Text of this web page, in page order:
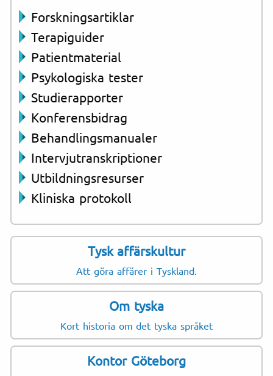
Forskningsartiklar
Terapiguider
Patientmaterial
Psykologiska tester
Studierapporter
Konferensbidrag
Behandlingsmanualer
Intervjutranskriptioner
Utbildningsresurser
Kliniska protokoll
Tysk affärskultur
Att göra affärer i Tyskland.
Om tyska
Kort historia om det tyska språket
Kontor Göteborg